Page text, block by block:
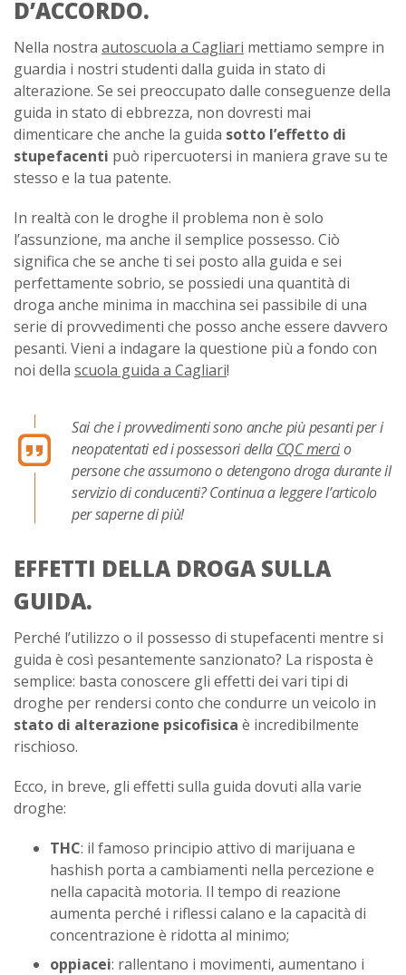
D’ACCORDO.
Nella nostra autoscuola a Cagliari mettiamo sempre in
guardia i nostri studenti dalla guida in stato di
alterazione. Se sei preoccupato dalle conseguenze della
guida in stato di ebbrezza, non dovresti mai
dimenticare che anche la guida sotto l’effetto di
stupefacenti può ripercuotersi in maniera grave su te
stesso e la tua patente.
In realtà con le droghe il problema non è solo
l’assunzione, ma anche il semplice possesso. Ciò
significa che se anche ti sei posto alla guida e sei
perfettamente sobrio, se possiedi una quantità di
droga anche minima in macchina sei passibile di una
serie di provvedimenti che posso anche essere davvero
pesanti. Vieni a indagare la questione più a fondo con
noi della scuola guida a Cagliari!
Sai che i provvedimenti sono anche più pesanti per i
neopatentati ed i possessori della CQC mercio
persone che assumono o detengono droga durante il
servizio di conducenti? Continua a leggere l’articolo
per saperne di più!
EFFETTI DELLA DROGA SULLA
GUIDA.
Perché l’utilizzo o il possesso di stupefacenti mentre si
guida è così pesantemente sanzionato? La risposta è
semplice: basta conoscere gli effetti dei vari tipi di
droghe per rendersi conto che condurre un veicolo in
stato di alterazione psicofisica è incredibilmente
rischioso.
Ecco, in breve, gli effetti sulla guida dovuti alla varie
droghe:
THC: il famoso principio attivo di marijuana e
hashish porta a cambiamenti nella percezione e
nella capacità motoria. Il tempo di reazione
aumenta perché i riflessi calano e la capacità di
concentrazione è ridotta al minimo;
oppiacei: rallentano i movimenti, aumentano i